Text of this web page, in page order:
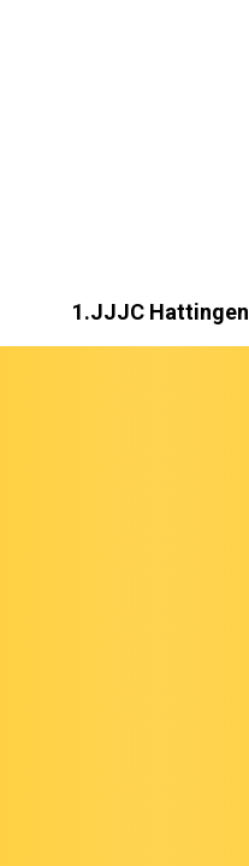
1.JJJC Hattingen